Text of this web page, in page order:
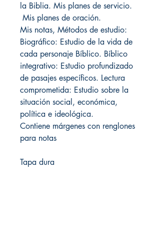
la Biblia. Mis planes de servicio.
Mis planes de oración.
Mis notas, Métodos de estudio:
Biográfico: Estudio de la vida de
cada personaje Bíblico. Bíblico
integrativo: Estudio profundizado
de pasajes específicos. Lectura
comprometida: Estudio sobre la
situación social, económica,
política e ideológica.
Contiene márgenes con renglones
para notas
Tapa dura